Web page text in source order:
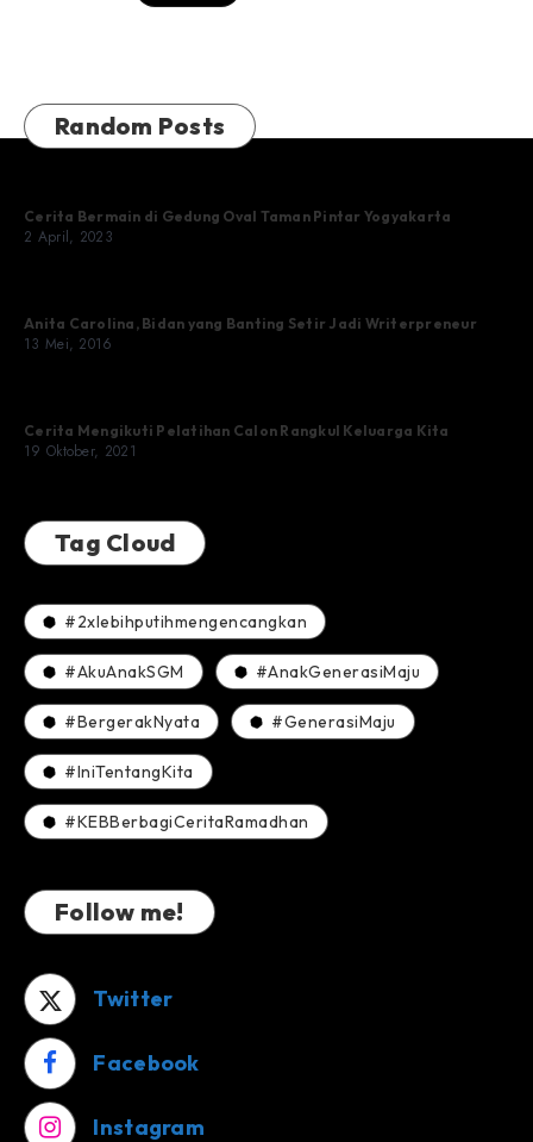
Random Posts
Cerita Bermain di Gedung Oval Taman Pintar Yogyakarta
2 April, 2023
Anita Carolina, Bidan yang Banting Setir Jadi Writerpreneur
13 Mei, 2016
Cerita Mengikuti Pelatihan Calon Rangkul Keluarga Kita
19 Oktober, 2021
Tag Cloud
#2xlebihputihmengencangkan
#AkuAnakSGM #AnakGenerasiMaju
#BergerakNyata #GenerasiMaju
#IniTentangKita
#KEBBerbagiCeritaRamadhan
Follow me!
Twitter
Facebook
Instagram